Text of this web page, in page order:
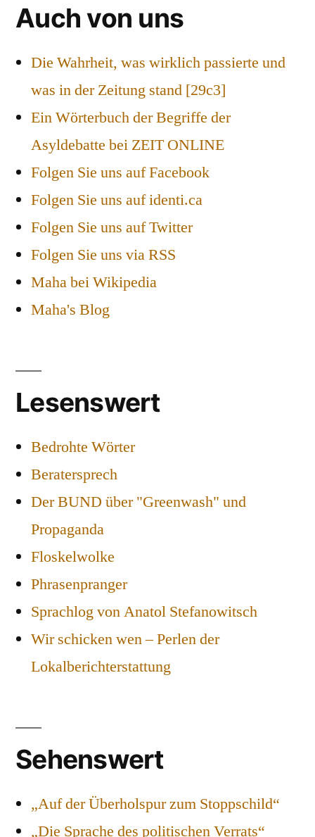
Auch von uns
Die Wahrheit, was wirklich passierte und
was in der Zeitung stand [29c3]
Ein Wörterbuch der Begriffe der
Asyldebatte bei ZEIT ONLINE
Folgen Sie uns auf Facebook
Folgen Sie uns auf identi.ca
Folgen Sie uns auf Twitter
Folgen Sie uns via RSS
Maha bei Wikipedia
Maha's Blog
Lesenswert
Bedrohte Wörter
Beratersprech
Der BUND über "Greenwash" und
Propaganda
Floskelwolke
Phrasenpranger
Sprachlog von Anatol Stefanowitsch
Wir schicken wen – Perlen der
Lokalberichterstattung
Sehenswert
„Auf der Überholspur zum Stoppschild“
„Die Sprache des politischen Verrats“